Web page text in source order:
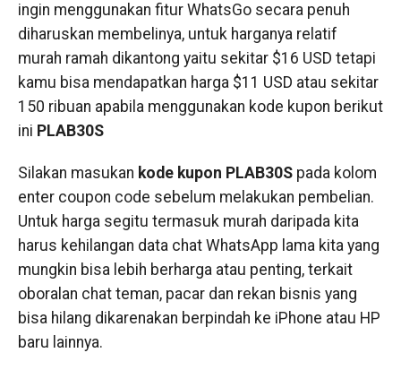
ingin menggunakan fitur WhatsGo secara penuh
diharuskan membelinya, untuk harganya relatif
murah ramah dikantong yaitu sekitar $16 USD tetapi
kamu bisa mendapatkan harga $11 USD atau sekitar
150 ribuan apabila menggunakan kode kupon berikut
ini PLAB30S
Silakan masukan kode kupon PLAB30Spada kolom
enter coupon code sebelum melakukan pembelian.
Untuk harga segitu termasuk murah daripada kita
harus kehilangan data chat WhatsApp lama kita yang
mungkin bisa lebih berharga atau penting, terkait
oboralan chat teman, pacar dan rekan bisnis yang
bisa hilang dikarenakan berpindah ke iPhone atau HP
baru lainnya.